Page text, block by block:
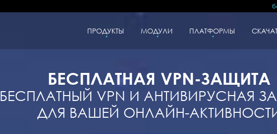
ПРОДУКТЫ МОДУЛИ ПЛАТФОРМЫ
БЕСПЛАТНАЯ VPN-ЗАЩИТА
БЕСПЛАТНЫЙ VPN И АНТИВИРУСНАЯ
ДЛЯ ВАШЕЙ ОНЛАЙН-